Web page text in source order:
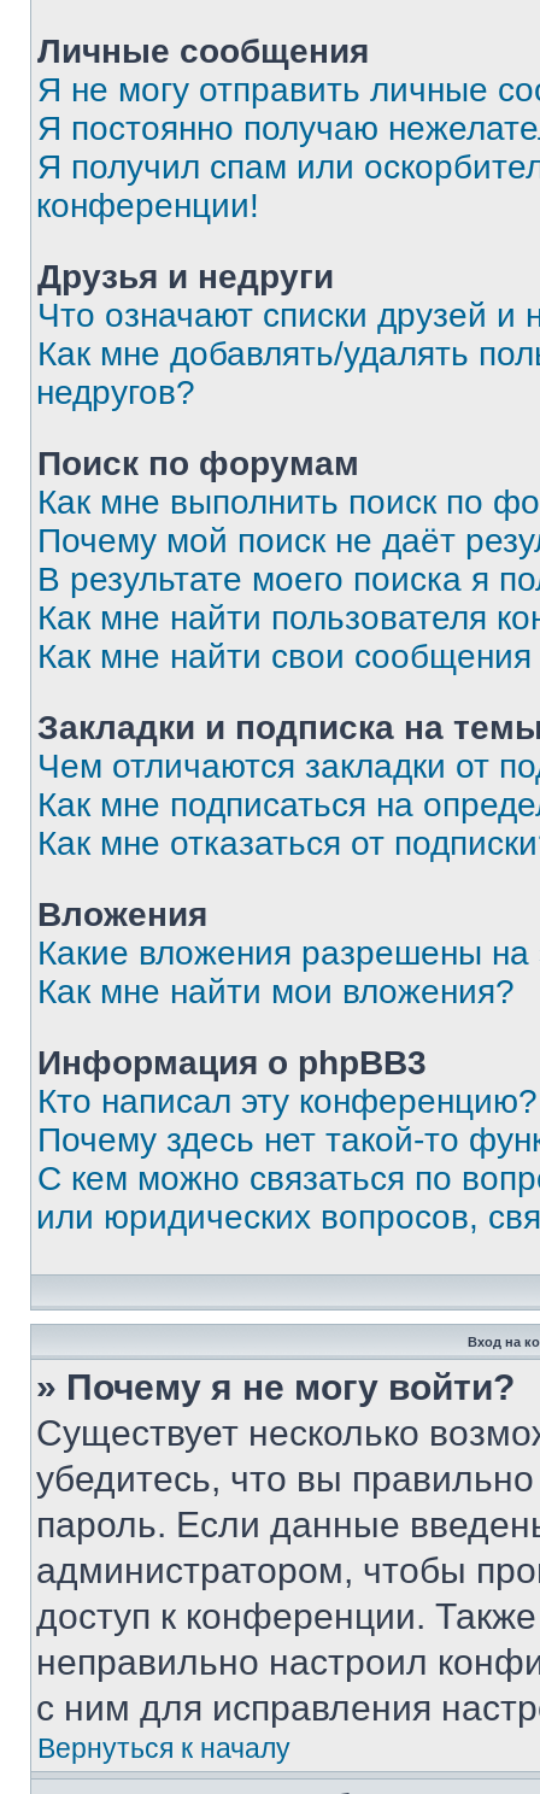
Личные сообщения
Я не могу отправить личные
Я постоянно получаю
Я получил спам или
конференции!
Друзья и недруги
Что означают списки друзей и
Как мне добавлять/удалять
недругов?
Поиск по форумам
Как мне выполнить поиск по
Почему мой поиск не даёт
В результате моего поиска я
Как мне найти пользователя
Как мне найти свои
Закладки и подписка на
Чем отличаются закладки от
Как мне подписаться на
Как мне отказаться от
Вложения
Какие вложения разрешены
Как мне найти мои вложения?
Информация о phpBB3
Кто написал эту конференцию?
Почему здесь нет такой-то
С кем можно связаться по
или юридических вопросов,
Вход на
» Почему я не могу войти?
Существует несколько
убедитесь, что вы
пароль. Если данные
администратором, чтобы
доступ к конференции.
неправильно настроил
с ним для исправления
Вернуться к началу